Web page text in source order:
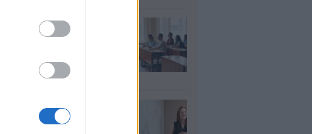
Εκπαιδευτικοί: Αύριο
(5/8) ξεκινούν οι
μόνιμους διορισμούς
04 Αυγ 2026
Διορισμοί
εκπαιδευτικών 2026: